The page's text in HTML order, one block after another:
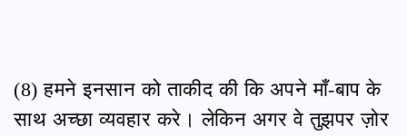
(8) हमने इनसान को ताकीद की कि अपने माँ-बाप के
साथ अच्छा व्यवहार करे। लेकिन अगर वे तुझपर ज़ोर